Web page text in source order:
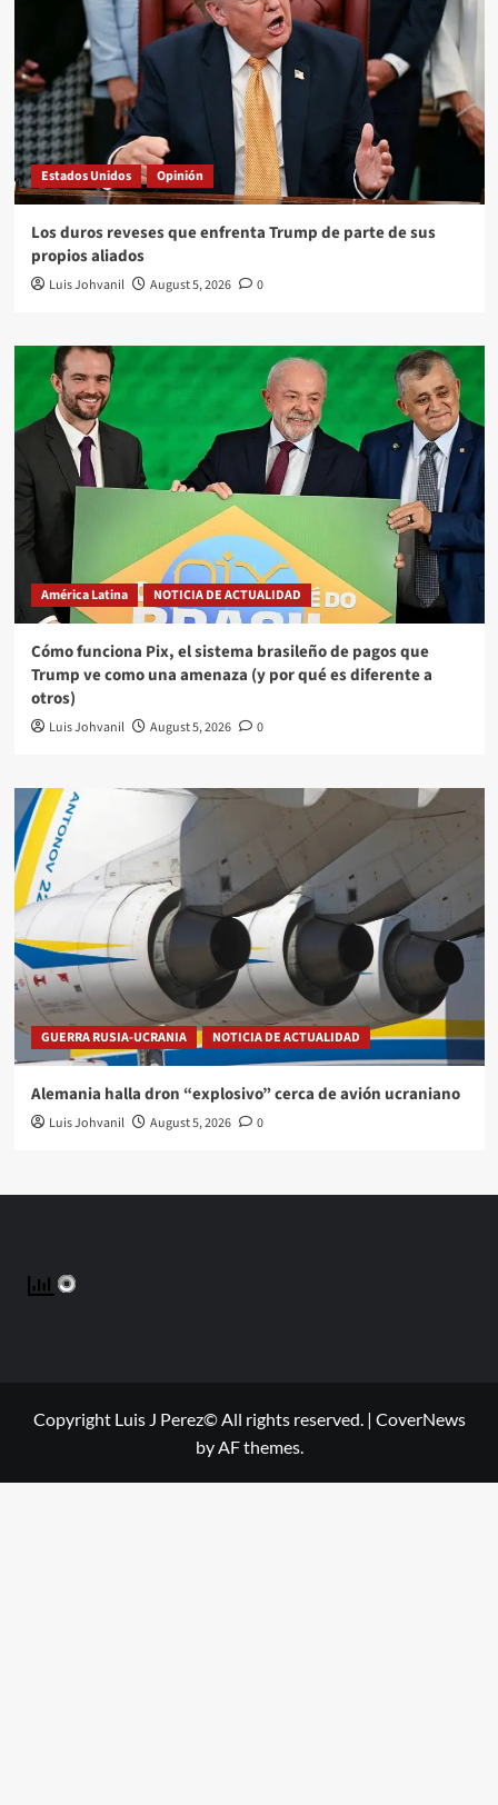
Estados Unidos Opinión
Los duros reveses que enfrenta Trump de parte de sus
propios aliados
Luis Johvanil August 5, 2026 0
América Latina NOTICIA DE ACTUALIDAD
Cómo funciona Pix, el sistema brasileño de pagos que
Trump ve como una amenaza (y por qué es diferente a
otros)
Luis Johvanil August 5, 2026 0
GUERRA RUSIA-UCRANIA NOTICIA DE ACTUALIDAD
Alemania halla dron “explosivo” cerca de avión ucraniano
Luis Johvanil August 5, 2026 0
Copyright Luis J Perez© All rights reserved. | CoverNews
by AF themes.